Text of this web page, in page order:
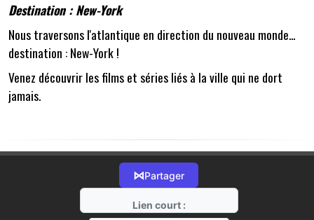
Destination : New-York
Nous traversons l'atlantique en direction du nouveau monde...
destination : New-York !
Venez découvrir les films et séries liés à la ville qui ne dort
jamais.
⋈Partager
Lien court :